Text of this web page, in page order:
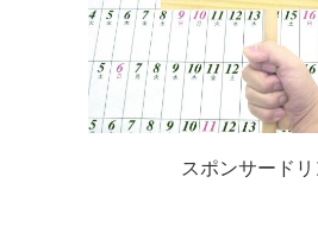
スポンサードリ